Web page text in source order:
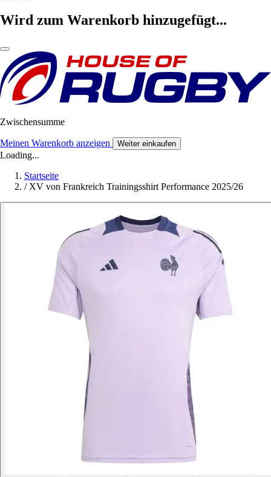
Wird zum Warenkorb hinzugefügt...
Zwischensumme
Meinen Warenkorb anzeigen Weiter einkaufen
Loading...
Startseite
/ XV von Frankreich Trainingsshirt Performance 2025/26